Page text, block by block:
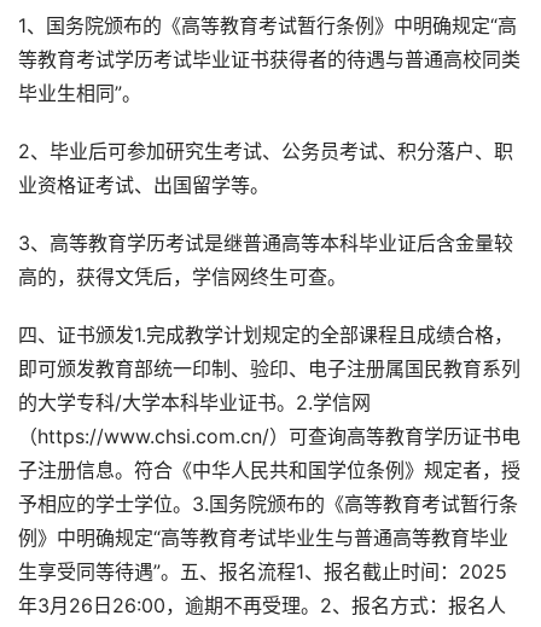
1、国务院颁布的《高等教育考试暂行条例》中明确规定“高
等教育考试学历考试毕业证书获得者的待遇与普通高校同类
毕业生相同”。
2、毕业后可参加研究生考试、公务员考试、积分落户、职
业资格证考试、出国留学等。
3、高等教育学历考试是继普通高等本科毕业证后含金量较
高的，获得文凭后，学信网终生可查。
四、证书颁发1.完成教学计划规定的全部课程且成绩合格，
即可颁发教育部统一印制、验印、电子注册属国民教育系列
的大学专科/大学本科毕业证书。2.学信网
（https://www.chsi.com.cn/）可查询高等教育学历证书电
子注册信息。符合《中华人民共和国学位条例》规定者，授
予相应的学士学位。3.国务院颁布的《高等教育考试暂行条
例》中明确规定“高等教育考试毕业生与普通高等教育毕业
生享受同等待遇”。五、报名流程1、报名截止时间：2025
年3月26日26:00，逾期不再受理。2、报名方式：报名人